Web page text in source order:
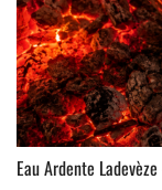
Eau Ardente